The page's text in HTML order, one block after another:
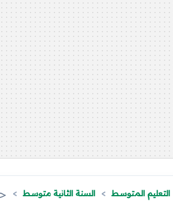
التعليم المتوسط السنة الثانية متوسط حل